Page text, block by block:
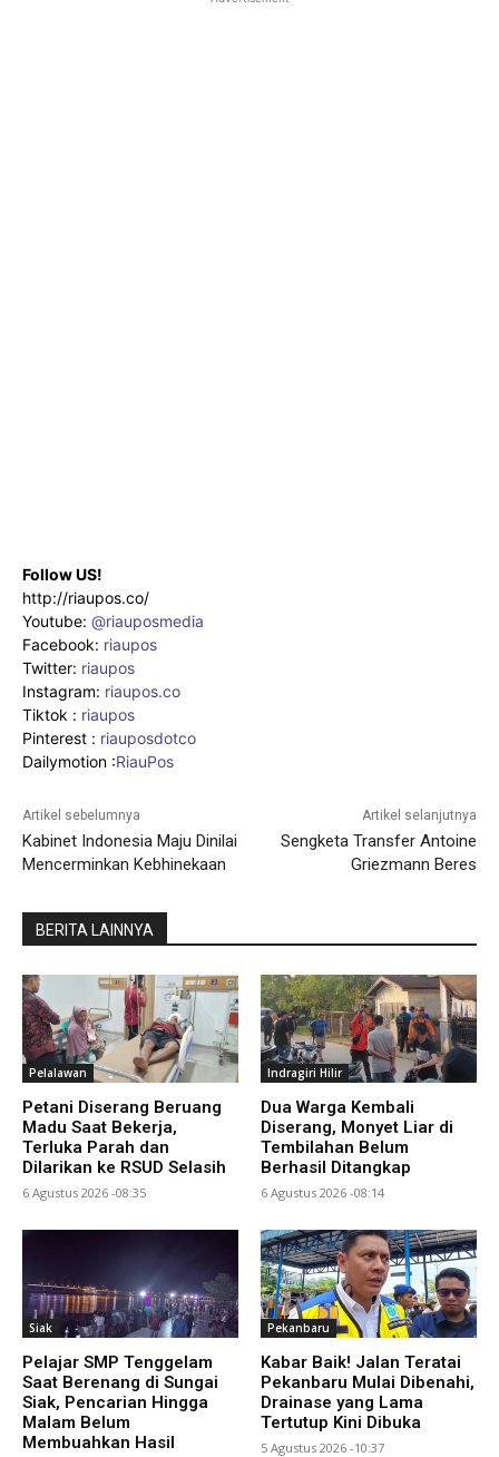
Follow US!
http://riaupos.co/
Youtube: @riauposmedia
Facebook: riaupos
Twitter: riaupos
Instagram: riaupos.co
Tiktok : riaupos
Pinterest : riauposdotco
Dailymotion :RiauPos
Artikel sebelumnya
Kabinet Indonesia Maju Dinilai
Mencerminkan Kebhinekaan
Artikel selanjutnya
Sengketa Transfer Antoine
Griezmann Beres
BERITA LAINNYA
Pelalawan
Petani Diserang Beruang
Madu Saat Bekerja,
Terluka Parah dan
Dilarikan ke RSUD Selasih
6 Agustus 2026 -08:35
Indragiri Hilir
Dua Warga Kembali
Diserang, Monyet Liar di
Tembilahan Belum
Berhasil Ditangkap
6 Agustus 2026 -08:14
Siak
Pelajar SMP Tenggelam
Saat Berenang di Sungai
Siak, Pencarian Hingga
Malam Belum
Membuahkan Hasil
Pekanbaru
Kabar Baik! Jalan Teratai
Pekanbaru Mulai Dibenahi,
Drainase yang Lama
Tertutup Kini Dibuka
5 Agustus 2026 -10:37